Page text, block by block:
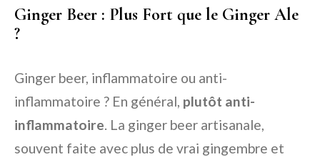
Ginger Beer : Plus Fort que le Ginger Ale
?
Ginger beer, inflammatoire ou anti-
inflammatoire ? En général, plutôt anti-
inflammatoire. La ginger beer artisanale,
souvent faite avec plus de vrai gingembre et